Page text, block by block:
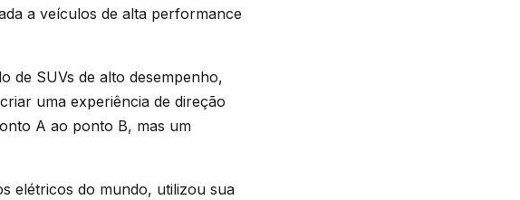
a veículos de alta performance
de SUVs de alto desempenho,
uma experiência de direção
A ao ponto B, mas um
elétricos do mundo, utilizou sua